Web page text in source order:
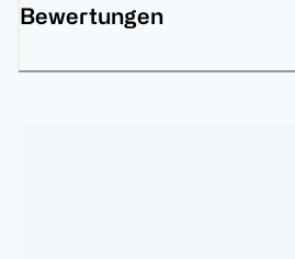
Bewertungen